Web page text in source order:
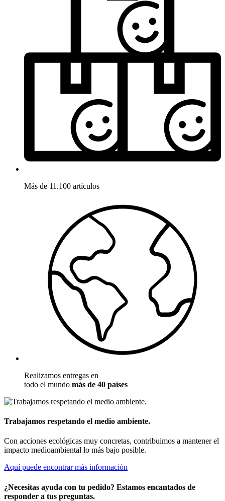
Más de 11.100 artículos
Realizamos entregas en
todo el mundo más de 40 países
Trabajamos respetando el medio ambiente.
Con acciones ecológicas muy concretas, contribuimos a mantener el
impacto medioambiental lo más bajo posible.
Aquí puede encontrar más información
¿Necesitas ayuda con tu pedido? Estamos encantados de
responder a tus preguntas.